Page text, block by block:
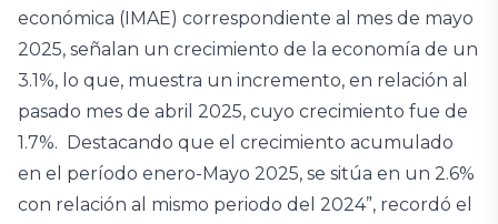
económica (IMAE) correspondiente al mes de mayo
2025, señalan un crecimiento de la economía de un
3.1%, lo que, muestra un incremento, en relación al
pasado mes de abril 2025, cuyo crecimiento fue de
1.7%. Destacando que el crecimiento acumulado
en el período enero-Mayo 2025, se sitúa en un 2.6%
con relación al mismo periodo del 2024”, recordó el